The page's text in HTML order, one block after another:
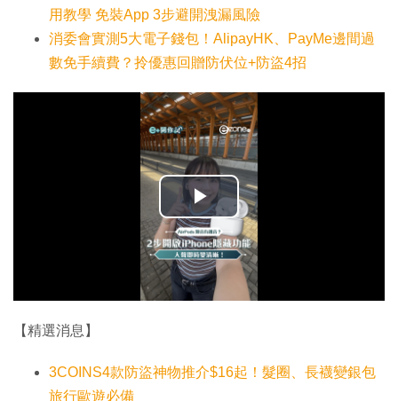
用教學 免裝App 3步避開洩漏風險
消委會實測5大電子錢包！AlipayHK、PayMe邊間過
數免手續費？拎優惠回贈防伏位+防盜4招
播
放
影
【精選消息】
3COINS4款防盜神物推介$16起！髮圈、長襪變銀包
旅行歐遊必備